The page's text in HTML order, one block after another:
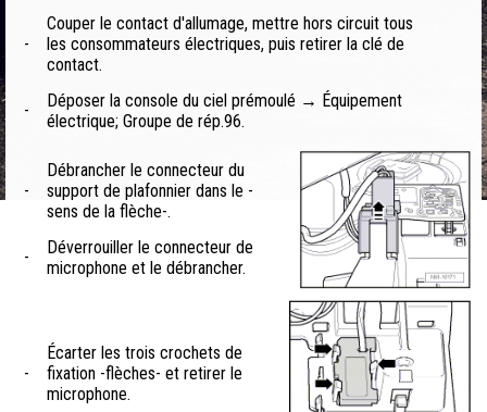
-
Couper le contact d'allumage, mettre hors circuit tous
les consommateurs électriques, puis retirer la clé de
contact.
-
Déposer la console du ciel prémoulé → Équipement
électrique; Groupe de rép.96.
-
Débrancher le connecteur du
support de plafonnier dans le -
sens de la flèche-.
-
Déverrouiller le connecteur de
microphone et le débrancher.
-
Écarter les trois crochets de
fixation -flèches- et retirer le
microphone.